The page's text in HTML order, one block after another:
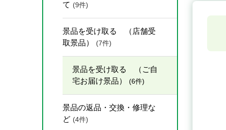
て (9件)
景品を受け取る （店舗受
取景品）
(7件)
景品を受け取る （ご自
宅お届け景品）
(6件)
景品の返品・交換・修理な
ど (4件)